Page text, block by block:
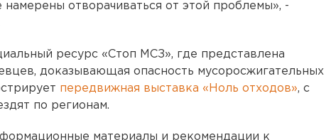
отворачиваться от этой проблемы», -
ресурс «Стоп МСЗ», где представлена
доказывающая опасность мусоросжигательных
передвижная выставка «Ноль отходов», с
по регионам.
материалы и рекомендации к